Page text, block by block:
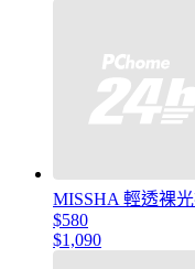
MISSHA 輕透裸
$580
$1,090